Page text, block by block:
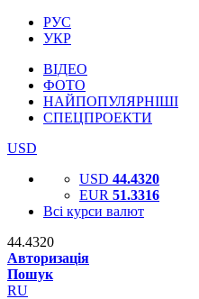
РУС
УКР
ВІДЕО
ФОТО
НАЙПОПУЛЯРНІШІ
СПЕЦПРОЕКТИ
USD
USD 44.4320
EUR 51.3316
Всі курси валют
44.4320
Авторизація
Пошук
RU